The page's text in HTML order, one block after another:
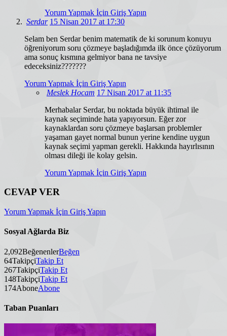
Yorum Yapmak İçin Giriş Yapın
Serdar 15 Nisan 2017 at 17:30
Selam ben Serdar benim matematik de ki sorunum konuyu
öğreniyorum soru çözmeye başladığımda ilk önce çözüyorum
ama sonuç kısmına gelmiyor bana ne tavsiye
edeceksiniz???????
Yorum Yapmak İçin Giriş Yapın
Meslek Hocam 17 Nisan 2017 at 11:35
Merhabalar Serdar, bu noktada büyük ihtimal ile
kaynak seçiminde hata yapıyorsun. Eğer zor
kaynaklardan soru çözmeye başlarsan problemler
yaşaman gayet normal bunun yerine kendine uygun
kaynak seçimi yapman gerekli. Hakkında hayırlısının
olması dileği ile kolay gelsin.
Yorum Yapmak İçin Giriş Yapın
CEVAP VER
Yorum Yapmak İçin Giriş Yapın
Sosyal Ağlarda Biz
2,092BeğenenlerBeğen
64TakipçiTakip Et
267TakipçiTakip Et
148TakipçiTakip Et
174AboneAbone
Taban Puanları